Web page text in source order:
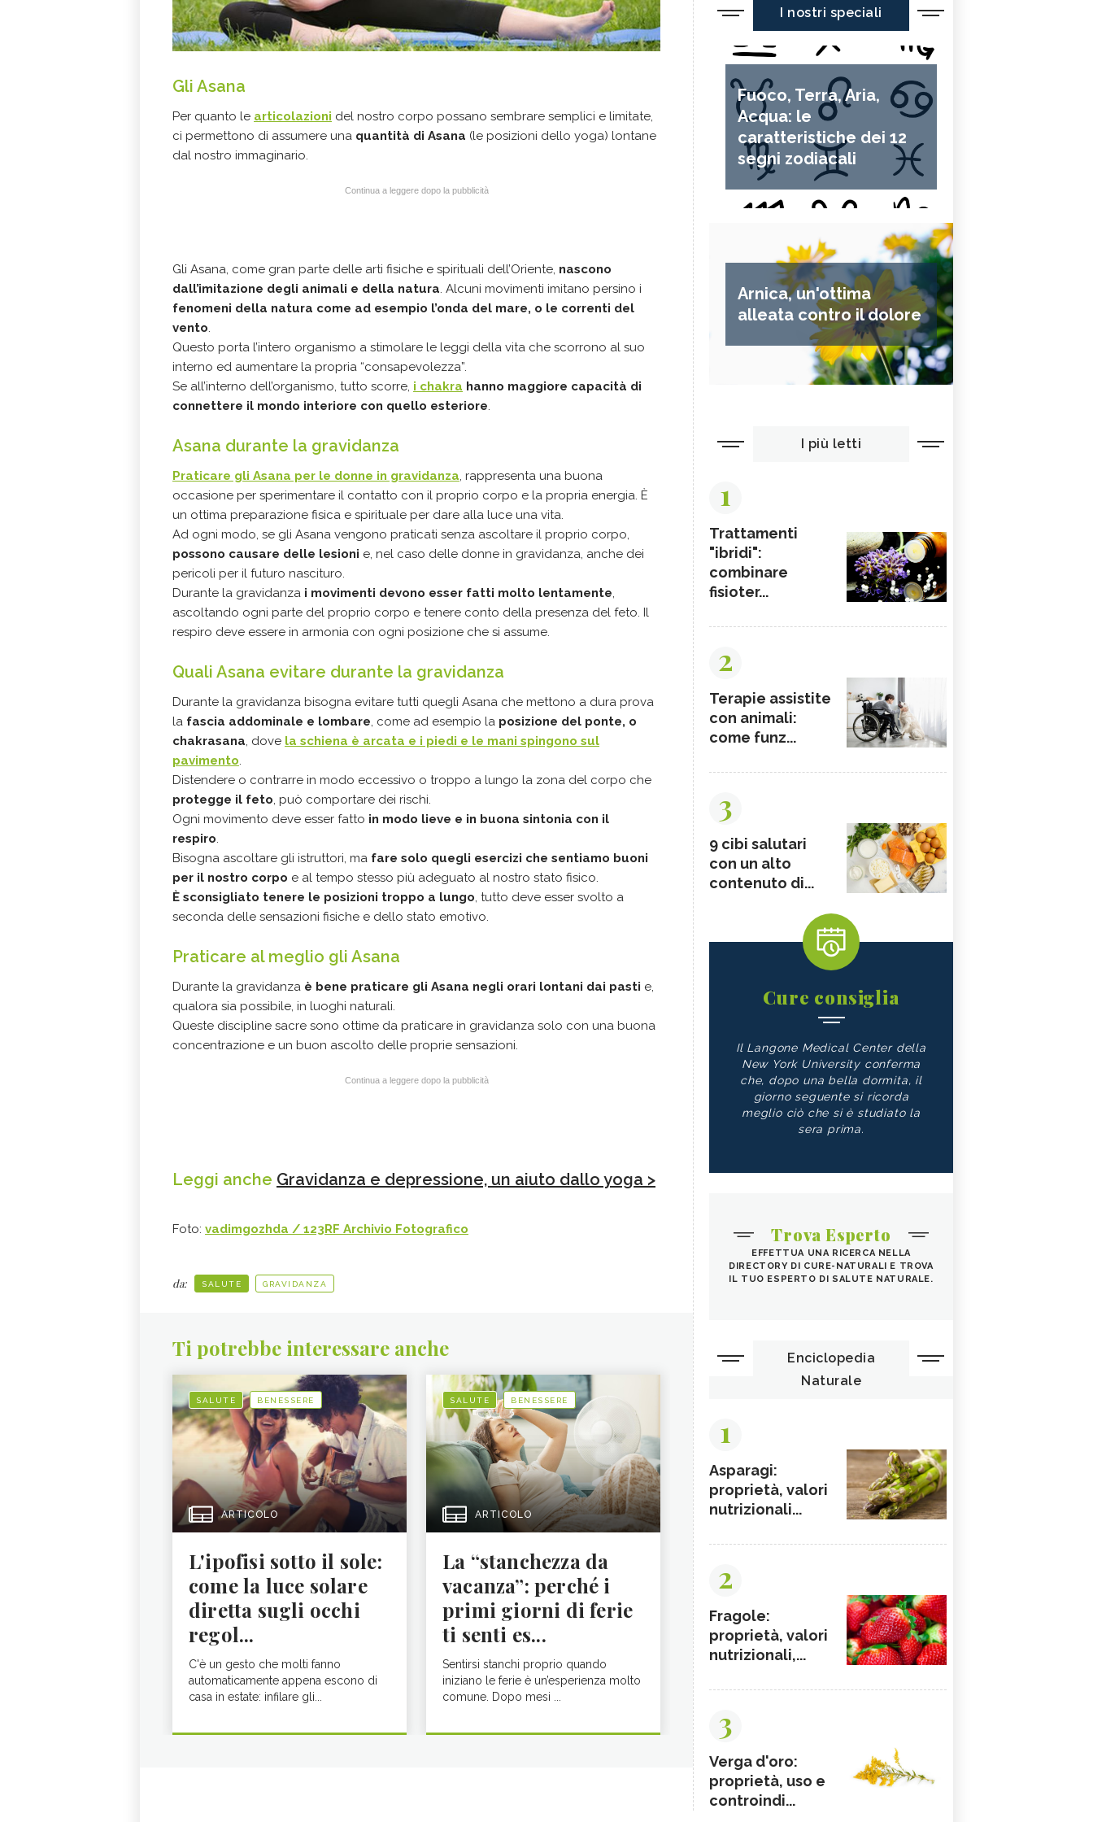
Gli Asana
Per quanto le articolazioni del nostro corpo possano sembrare semplici e limitate,
ci permettono di assumere una quantità di Asana (le posizioni dello yoga) lontane
dal nostro immaginario.
Continua a leggere dopo la pubblicità
Gli Asana, come gran parte delle arti fisiche e spirituali dell’Oriente, nascono
dall’imitazione degli animali e della natura. Alcuni movimenti imitano persino i
fenomeni della natura come ad esempio l’onda del mare, o le correnti del
vento.
Questo porta l’intero organismo a stimolare le leggi della vita che scorrono al suo
interno ed aumentare la propria “consapevolezza”.
Se all’interno dell’organismo, tutto scorre, i chakra hanno maggiore capacità di
connettere il mondo interiore con quello esteriore.
Asana durante la gravidanza
Praticare gli Asana per le donne in gravidanza, rappresenta una buona
occasione per sperimentare il contatto con il proprio corpo e la propria energia. È
un ottima preparazione fisica e spirituale per dare alla luce una vita.
Ad ogni modo, se gli Asana vengono praticati senza ascoltare il proprio corpo,
possono causare delle lesioni e, nel caso delle donne in gravidanza, anche dei
pericoli per il futuro nascituro.
Durante la gravidanza i movimenti devono esser fatti molto lentamente,
ascoltando ogni parte del proprio corpo e tenere conto della presenza del feto. Il
respiro deve essere in armonia con ogni posizione che si assume.
Quali Asana evitare durante la gravidanza
Durante la gravidanza bisogna evitare tutti quegli Asana che mettono a dura prova
la fascia addominale e lombare, come ad esempio la posizione del ponte, o
chakrasana, dove la schiena è arcata e i piedi e le mani spingono sul
pavimento.
Distendere o contrarre in modo eccessivo o troppo a lungo la zona del corpo che
protegge il feto, può comportare dei rischi.
Ogni movimento deve esser fatto in modo lieve e in buona sintonia con il
respiro.
Bisogna ascoltare gli istruttori, ma fare solo quegli esercizi che sentiamo buoni
per il nostro corpo e al tempo stesso più adeguato al nostro stato fisico.
È sconsigliato tenere le posizioni troppo a lungo, tutto deve esser svolto a
seconda delle sensazioni fisiche e dello stato emotivo.
Praticare al meglio gli Asana
Durante la gravidanza è bene praticare gli Asana negli orari lontani dai pasti e,
qualora sia possibile, in luoghi naturali.
Queste discipline sacre sono ottime da praticare in gravidanza solo con una buona
concentrazione e un buon ascolto delle proprie sensazioni.
Continua a leggere dopo la pubblicità
Leggi anche Gravidanza e depressione, un aiuto dallo yoga >
Foto: vadimgozhda / 123RF Archivio Fotografico
da: SALUTE GRAVIDANZA
Ti potrebbe interessare anche
SALUTE BENESSERE
ARTICOLO
L'ipofisi sotto il sole:
come la luce solare
diretta sugli occhi
regol...
C'è un gesto che molti fanno
automaticamente appena escono di
casa in estate: infilare gli...
SALUTE BENESSERE
ARTICOLO
La “stanchezza da
vacanza”: perché i
primi giorni di ferie
ti senti es...
Sentirsi stanchi proprio quando
iniziano le ferie è un’esperienza molto
comune. Dopo mesi ...
I nostri speciali
Fuoco, Terra, Aria,
Acqua: le
caratteristiche dei 12
segni zodiacali
Arnica, un'ottima
alleata contro il dolore
I più letti
1
Trattamenti
"ibridi":
combinare
fisioter...
2
Terapie assistite
con animali:
come funz...
3
9 cibi salutari
con un alto
contenuto di...
Cure consiglia
Il Langone Medical Center della
New York University conferma
che, dopo una bella dormita, il
giorno seguente si ricorda
meglio ciò che si è studiato la
sera prima.
Trova Esperto
EFFETTUA UNA RICERCA NELLA
DIRECTORY DI CURE-NATURALI E TROVA
IL TUO ESPERTO DI SALUTE NATURALE.
Enciclopedia
Naturale
1
Asparagi:
proprietà, valori
nutrizionali...
2
Fragole:
proprietà, valori
nutrizionali,...
3
Verga d'oro:
proprietà, uso e
controindi...